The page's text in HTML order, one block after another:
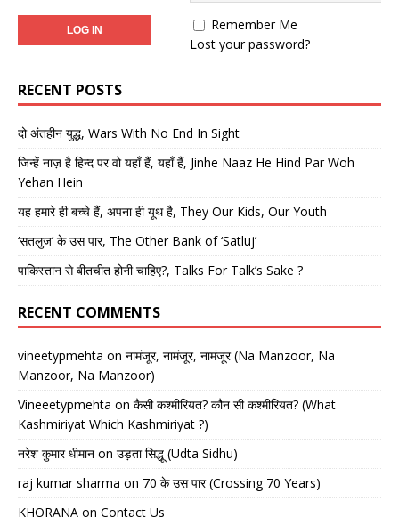
Remember Me
Lost your password?
RECENT POSTS
दो अंतहीन युद्ध, Wars With No End In Sight
जिन्हें नाज़ है हिन्द पर वो यहाँ हैं, यहाँ हैं, Jinhe Naaz He Hind Par Woh
Yehan Hein
यह हमारे ही बच्चे हैं, अपना ही यूथ है, They Our Kids, Our Youth
‘सतलुज’ के उस पार, The Other Bank of ‘Satluj’
पाकिस्तान से बीतचीत होनी चाहिए?, Talks For Talk’s Sake ?
RECENT COMMENTS
vineetypmehta on नामंजूर, नामंजूर, नामंजूर (Na Manzoor, Na
Manzoor, Na Manzoor)
Vineeetypmehta on कैसी कश्मीरियत? कौन सी कश्मीरियत? (What
Kashmiriyat Which Kashmiriyat ?)
नरेश कुमार धीमान on उड़ता सिद्धू (Udta Sidhu)
raj kumar sharma on 70 के उस पार (Crossing 70 Years)
KHORANA on Contact Us